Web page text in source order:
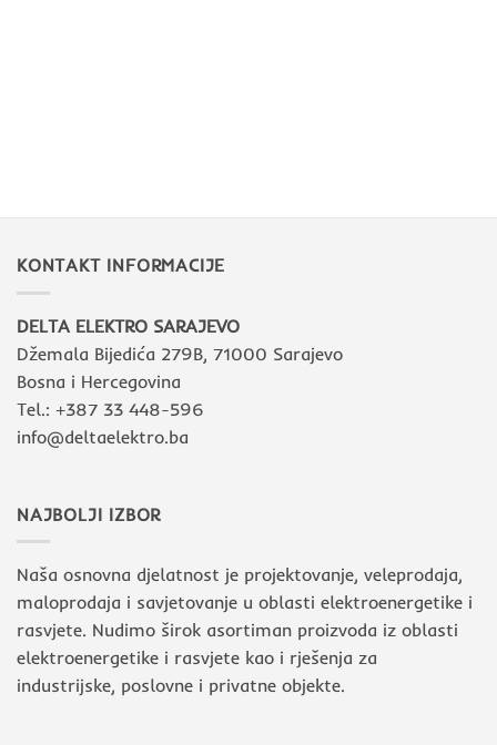
KONTAKT INFORMACIJE
DELTA ELEKTRO SARAJEVO
Džemala Bijedića 279B, 71000 Sarajevo
Bosna i Hercegovina
Tel.: +387 33 448-596
info@deltaelektro.ba
NAJBOLJI IZBOR
Naša osnovna djelatnost je projektovanje, veleprodaja,
maloprodaja i savjetovanje u oblasti elektroenergetike i
rasvjete. Nudimo širok asortiman proizvoda iz oblasti
elektroenergetike i rasvjete kao i rješenja za
industrijske, poslovne i privatne objekte.